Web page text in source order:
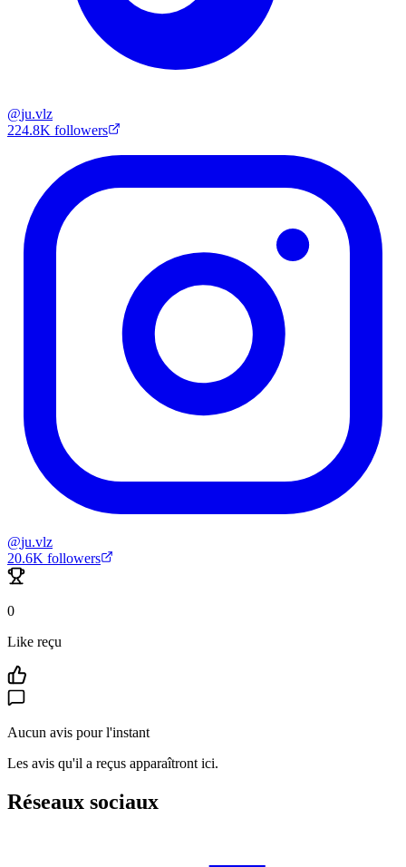
@ju.vlz
224.8K followers
@ju.vlz
20.6K followers
0
Like reçu
Aucun avis pour l'instant
Les avis qu'il a reçus apparaîtront ici.
Réseaux sociaux